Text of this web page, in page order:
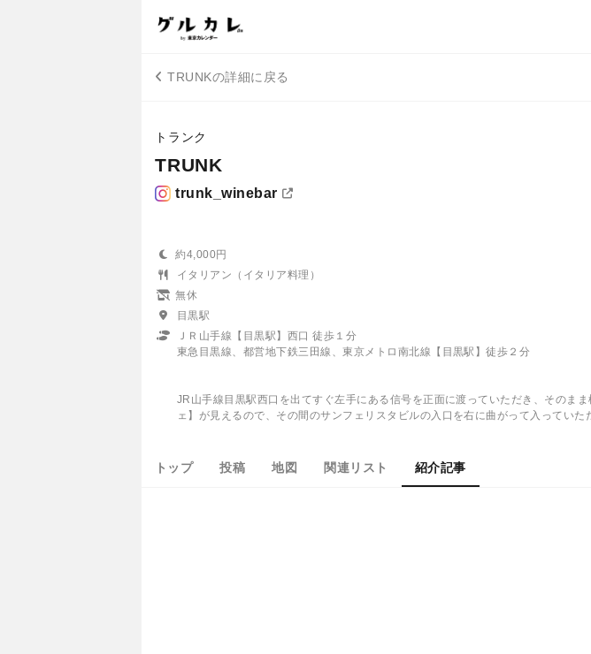
TRUNKの詳細に戻る
トランク
TRUNK
trunk_winebar
約4,000円
イタリアン（イタリア料理）
無休
目黒駅
ＪＲ山手線【目黒駅】西口 徒歩１分
東急目黒線、都営地下鉄三田線、東京メトロ南北線【目黒駅】徒歩２分
JR山手線目黒駅西口を出てすぐ左手にある信号を正面に渡っていただき、そのま
ェ】が見えるので、その間のサンフェリスタビルの入口を右に曲がって入っていた
トップ 投稿 地図 関連リスト 紹介記事